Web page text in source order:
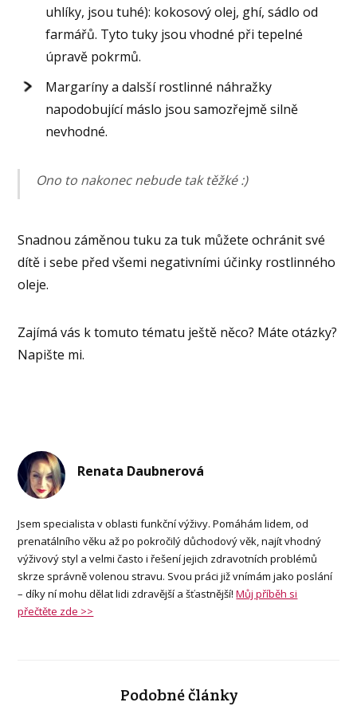
uhlíky, jsou tuhé): kokosový olej, ghí, sádlo od
farmářů. Tyto tuky jsou vhodné při tepelné
úpravě pokrmů.
Margaríny a dalsší rostlinné náhražky
napodobující máslo jsou samozřejmě silně
nevhodné.
Ono to nakonec nebude tak těžké :)
Snadnou záměnou tuku za tuk můžete ochránit své
dítě i sebe před všemi negativními účinky rostlinného
oleje.
Zajímá vás k tomuto tématu ještě něco? Máte otázky?
Napište mi.
Renata Daubnerová
Jsem specialista v oblasti funkční výživy. Pomáhám lidem, od
prenatálního věku až po pokročilý důchodový věk, najít vhodný
výživový styl a velmi často i řešení jejich zdravotních problémů
skrze správně volenou stravu. Svou práci již vnímám jako poslání
– díky ní mohu dělat lidi zdravější a šťastnější!Můj příběh si
přečtěte zde >>
Podobné články